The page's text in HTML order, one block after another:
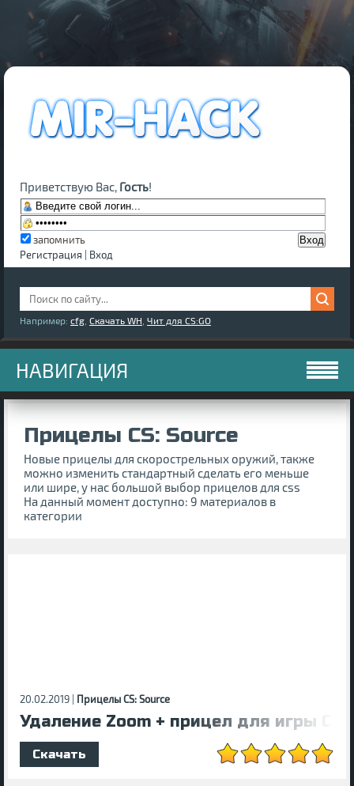
Например: cfg Скачать WH Чит для CS:GO
Приветствую Вас, Гость!
запомнить
Регистрация
Вход
НАВИГАЦИЯ
Прицелы CS: Source
Новые прицелы для скорострельных оружий, также
можно изменить стандартный сделать его меньше
или шире, у нас большой выбор прицелов для css
На данный момент доступно: 9 материалов в
категории
20.02.2019 | Прицелы CS: Source
Удаление Zoom + прицел для игры
Скачать